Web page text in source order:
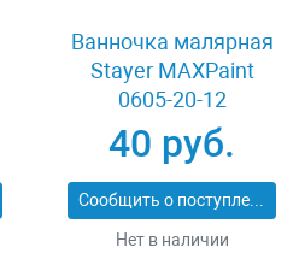
Ванночка малярная
Stayer MAXPaint
0605-20-12
40 руб.
Сообщить о поступлении
Нет в наличии